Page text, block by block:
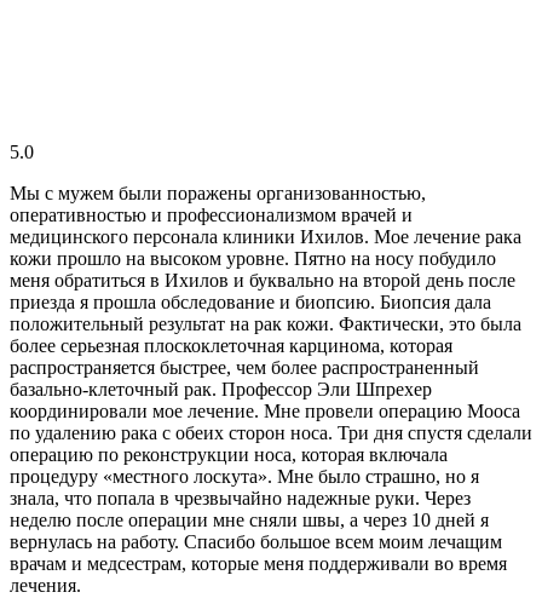
5.0
Мы с мужем были поражены организованностью,
оперативностью и профессионализмом врачей и
медицинского персонала клиники Ихилов. Мое лечение рака
кожи прошло на высоком уровне. Пятно на носу побудило
меня обратиться в Ихилов и буквально на второй день после
приезда я прошла обследование и биопсию. Биопсия дала
положительный результат на рак кожи. Фактически, это была
более серьезная плоскоклеточная карцинома, которая
распространяется быстрее, чем более распространенный
базально-клеточный рак. Профессор Эли Шпрехер
координировали мое лечение. Мне провели операцию Мооса
по удалению рака с обеих сторон носа. Три дня спустя сделали
операцию по реконструкции носа, которая включала
процедуру «местного лоскута». Мне было страшно, но я
знала, что попала в чрезвычайно надежные руки. Через
неделю после операции мне сняли швы, а через 10 дней я
вернулась на работу. Спасибо большое всем моим лечащим
врачам и медсестрам, которые меня поддерживали во время
лечения.